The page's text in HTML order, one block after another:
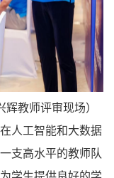
辉教师评审现场）
人工智能和大数据
支高水平的教师队